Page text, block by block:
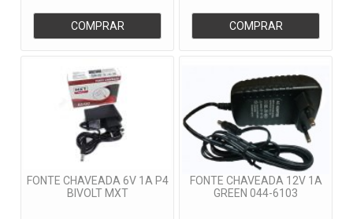
COMPRAR COMPRAR
FONTE CHAVEADA 6V 1A P4
BIVOLT MXT
FONTE CHAVEADA 12V 1A
GREEN 044-6103